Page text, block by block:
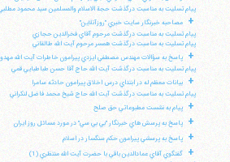
پيام تسليت به مناسبت درگذشت حجة الاسلام والمسلمين سيد محمود
+
مصاحبه خبرنگار سايت خبري "روزآنلاين"
پيام تسليت به مناسبت درگذشت مرحوم آقاي فخرالدين حجازي
پيام تسليت به مناسبت درگذشت همسر مرحوم آيت الله طالقاني
+
پاسخ به سؤالات مهندس مصطفي ايزدي پيرامون خاطرات آيت الله
پيام تسليت به مناسبت درگذشت آيت الله حاج آقا حسن طباطبايي قمي
+
بيانات معظم له در ابتداي درس اخلاق پيرامون حادثه سامرا
پيام تسليت به مناسبت درگذشت آيت الله حاج شيخ محمد فاضل لنكراني
+ پيام به نشست مطبوعاتي حق صلح
+ پاسخ به پرسش هاي خبرنگار "بي بي سي" در مورد مسائل روز ايران
+ پاسخ به پرسشي پيرامون حكم سنگسار در اسلام
+
گفتگوي آقاي عمادالدين باقي با حضرت آيت الله منتظري (1)